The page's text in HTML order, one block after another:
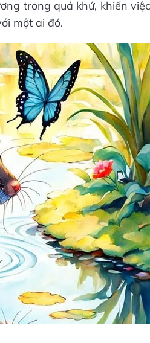
trong quá khứ, khiến việc
một ai đó.